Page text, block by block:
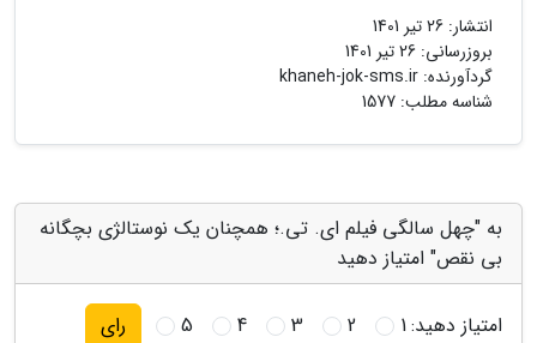
انتشار: 26 تیر 1401
بروزرسانی: 26 تیر 1401
گردآورنده: khaneh-jok-sms.ir
شناسه مطلب: 1577
به "چهل سالگی فیلم ای. تی.؛ همچنان یک نوستالژی بچگانه
بی نقص" امتیاز دهید
امتیاز دهید:1
2
3
4
5 رای